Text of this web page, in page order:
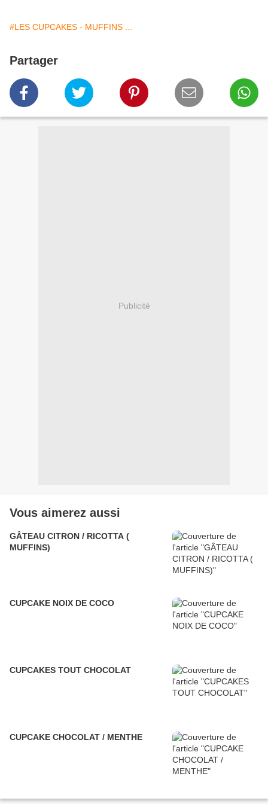
#LES CUPCAKES - MUFFINS ...
Partager
Publicité
Vous aimerez aussi
GÂTEAU CITRON / RICOTTA (
MUFFINS)
CUPCAKE NOIX DE COCO
CUPCAKES TOUT CHOCOLAT
CUPCAKE CHOCOLAT / MENTHE